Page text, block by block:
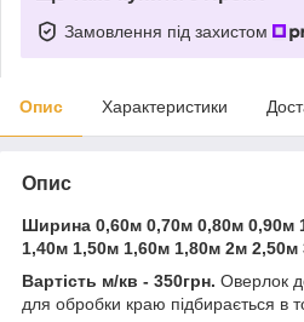
Замовлення під захистом
Опис Характеристики
Опис
Ширина 0,60м 0,70м 0,80м 0,90м
1,40м 1,50м 1,60м 1,80м 2м
Вартість м/кв - 350грн. Оверлок
для обробки краю підбирається в